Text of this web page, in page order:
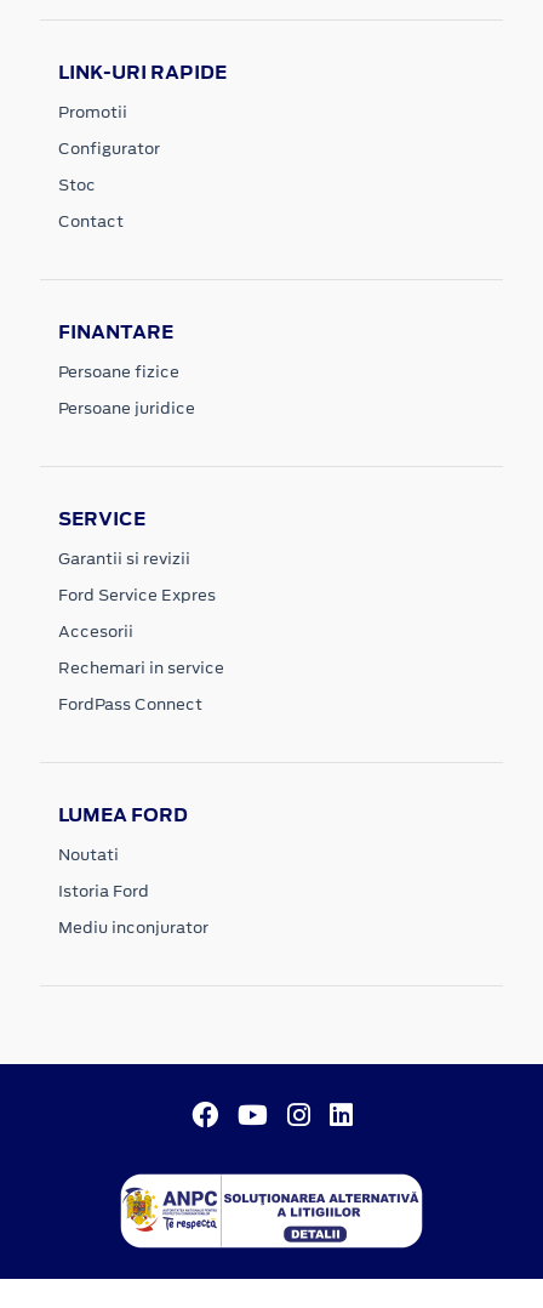
LINK-URI RAPIDE
Promotii
Configurator
Stoc
Contact
FINANTARE
Persoane fizice
Persoane juridice
SERVICE
Garantii si revizii
Ford Service Expres
Accesorii
Rechemari in service
FordPass Connect
LUMEA FORD
Noutati
Istoria Ford
Mediu inconjurator